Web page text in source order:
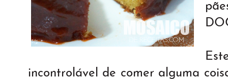
incontrolável de comer alguma